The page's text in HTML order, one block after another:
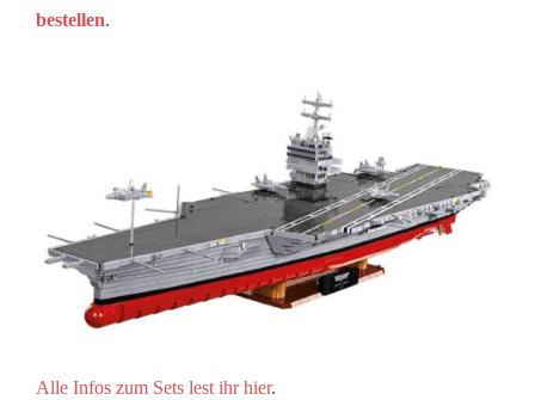
bestellen.
Alle Infos zum Sets lest ihr hier.